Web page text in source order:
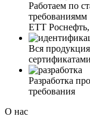
Работаем по
требованиямм
ЕТТ
Вся
Разработка
требования
О нас